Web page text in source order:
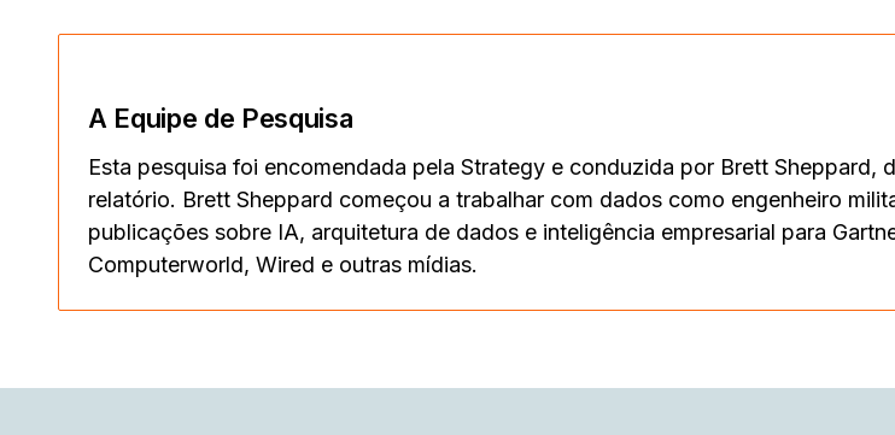
A Equipe de Pesquisa
Esta pesquisa foi encomendada pela Strategy e conduzida por Brett
relatório. Brett Sheppard começou a trabalhar com dados como engenheiro
publicações sobre IA, arquitetura de dados e inteligência empresarial para
Computerworld, Wired e outras mídias.